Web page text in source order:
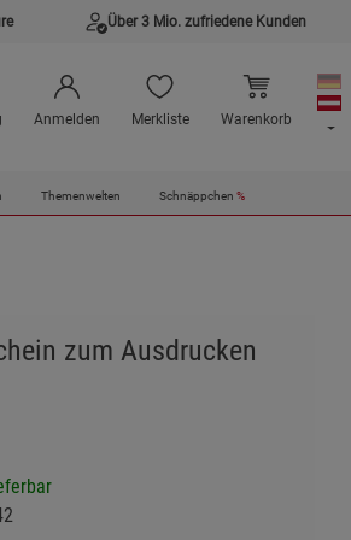
Über 3 Mio. zufriedene Kunden
Anmelden Merkliste Warenkorb
Themenwelten Schnäppchen %
zum Ausdrucken